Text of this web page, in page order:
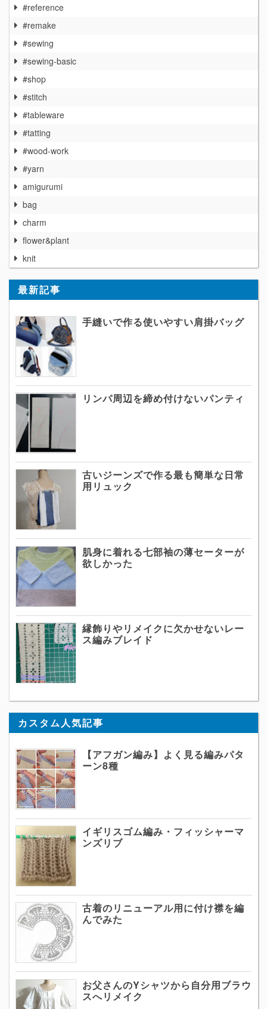
#reference
#remake
#sewing
#sewing-basic
#shop
#stitch
#tableware
#tatting
#wood-work
#yarn
amigurumi
bag
charm
flower&plant
knit
最新記事
手縫いで作る使いやすい肩掛バッグ
リンパ周辺を締め付けないパンティ
古いジーンズで作る最も簡単な日常
用リュック
肌身に着れる七部袖の薄セーターが
欲しかった
縁飾りやリメイクに欠かせないレー
ス編みブレイド
カスタム人気記事
【アフガン編み】よく見る編みパタ
ーン8種
イギリスゴム編み・フィッシャーマ
ンズリブ
古着のリニューアル用に付け襟を編
んでみた
お父さんのYシャツから自分用ブラウ
スへリメイク